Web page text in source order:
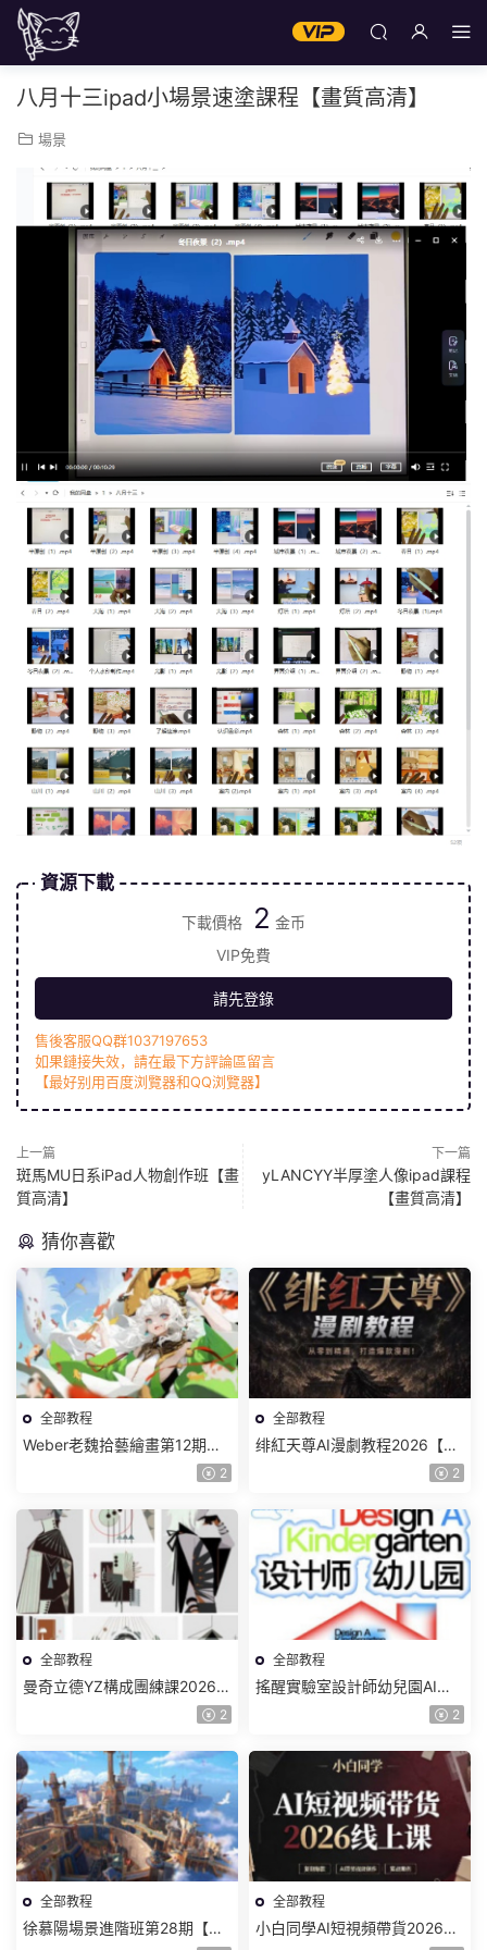
八月十三ipad小場景速塗課程【畫質高清】
場景
資源下載
下載價格 2 金币
VIP免費
請先登錄
售後客服QQ群1037197653
如果鏈接失效，請在最下方評論區留言
【最好别用百度浏覽器和QQ浏覽器】
上一篇
斑馬MU日系iPad人物創作班【畫
質高清】
下一篇
yLANCYY半厚塗人像ipad課程
【畫質高清】
猜你喜歡
全部教程
Weber老魏拾藝繪畫第12期角
色特訓班【畫質不錯隻有視
2
全部教程
绯紅天尊AI漫劇教程2026【畫
2
全部教程
曼奇立德YZ構成團練課2026年
8月已結課【畫質高清有課件】
2
全部教程
搖醒實驗室設計師幼兒園AI軟
件基礎課2025【畫質不錯有素
2
全部教程
徐慕陽場景進階班第28期【畫
全部教程
小白同學AI短視頻帶貨2026線